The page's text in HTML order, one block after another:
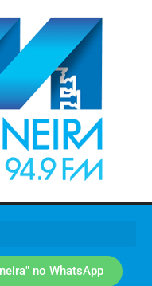
no WhatsApp